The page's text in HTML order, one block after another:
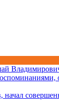
Владимирович